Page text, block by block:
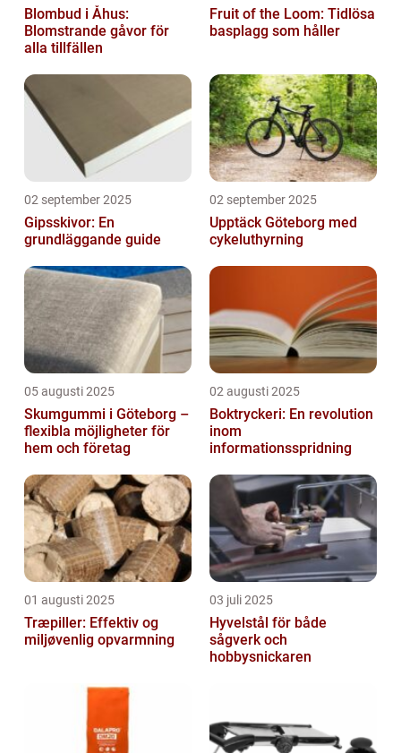
Blombud i Åhus:
Blomstrande gåvor för
alla tillfällen
Fruit of the Loom: Tidlösa
basplagg som håller
02 september 2025
Gipsskivor: En
grundläggande guide
02 september 2025
Upptäck Göteborg med
cykeluthyrning
05 augusti 2025
Skumgummi i Göteborg –
flexibla möjligheter för
hem och företag
02 augusti 2025
Boktryckeri: En revolution
inom
informationsspridning
01 augusti 2025
Træpiller: Effektiv og
miljøvenlig opvarmning
03 juli 2025
Hyvelstål för både
sågverk och
hobbysnickaren